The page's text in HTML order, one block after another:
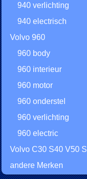
940 verlichting
940 electrisch
Volvo 960
960 body
960 interieur
960 motor
960 onderstel
960 verlichting
960 electric
Volvo C30 S40 V50
andere Merken